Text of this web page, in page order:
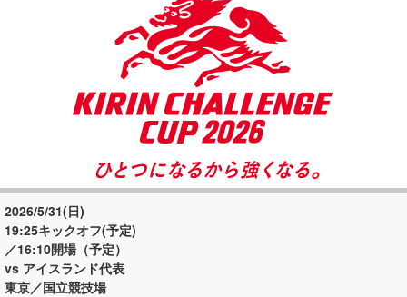
2026/5/31(日)
19:25キックオフ(予定)
／16:10開場（予定）
vs アイスランド代表
東京／国立競技場